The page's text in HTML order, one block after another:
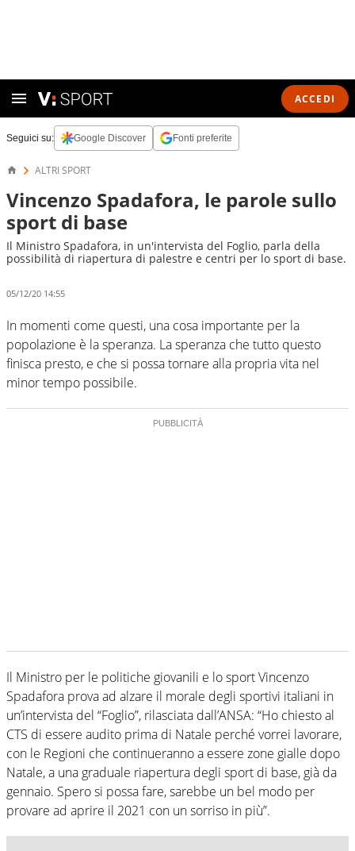
ACCEDI
Seguici su: Google Discover Fonti preferite
ALTRI SPORT
Vincenzo Spadafora, le parole sullo
sport di base
Il Ministro Spadafora, in un'intervista del Foglio, parla della
possibilità di riapertura di palestre e centri per lo sport di base.
05/12/20 14:55
In momenti come questi, una cosa importante per la
popolazione è la speranza. La speranza che tutto questo
finisca presto, e che si possa tornare alla propria vita nel
minor tempo possibile.
Il Ministro per le politiche giovanili e lo sport Vincenzo
Spadafora prova ad alzare il morale degli sportivi italiani in
un’intervista del “Foglio”, rilasciata dall’ANSA: “Ho chiesto al
CTS di essere audito prima di Natale perché vorrei lavorare,
con le Regioni che continueranno a essere zone gialle dopo
Natale, a una graduale riapertura degli sport di base, già da
gennaio. Spero si possa fare, sarebbe un bel modo per
provare ad aprire il 2021 con un sorriso in più”.